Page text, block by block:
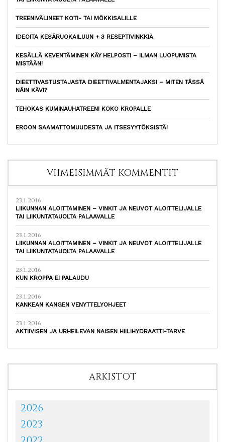
TREENIVÄLINEET KOTI- TAI MÖKKISALILLE
IDEOITA KESÄRUOKAILUUN + 3 RESEPTIVINKKIÄ
KESÄLLÄ KEVENTÄMINEN KÄY HELPOSTI – ILMAN LUOPUMISTA
MISTÄÄN!
DIEETTIVASTUSTAJASTA DIEETTIVALMENTAJAKSI – MITEN TÄSSÄ
NÄIN KÄVI?
TEHOKAS KUMINAUHATREENI KOKO KROPALLE
EROON SAAMATTOMUUDESTA JA ITSESYYTÖKSISTÄ!
VIIMEISIMMÄT KOMMENTIT
23.1.2016
LIIKUNNAN ALOITTAMINEN – VINKIT JA NEUVOT ALOITTELIJALLE
TAI LIIKUNTATAUOLTA PALAAVALLE
23.1.2016
LIIKUNNAN ALOITTAMINEN – VINKIT JA NEUVOT ALOITTELIJALLE
TAI LIIKUNTATAUOLTA PALAAVALLE
23.1.2016
KUN KROPPA EI PALAUDU
23.1.2016
KANKEAN KANGEN VENYTTELYOHJEET
23.1.2016
AKTIIVISEN JA URHEILEVAN NAISEN HIILIHYDRAATTI-TARVE
ARKISTOT
2026
2023